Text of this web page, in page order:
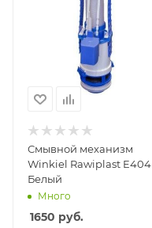
Смывной механизм
Winkiel Rawiplast E404
Белый
Много
1650 руб.